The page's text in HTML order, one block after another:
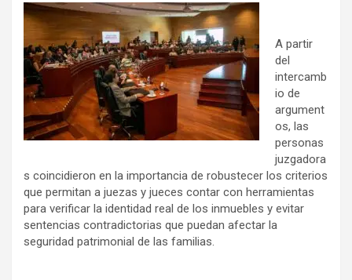
A partir
del
intercamb
io de
argument
os, las
personas
juzgadora
s coincidieron en la importancia de robustecer los criterios
que permitan a juezas y jueces contar con herramientas
para verificar la identidad real de los inmuebles y evitar
sentencias contradictorias que puedan afectar la
seguridad patrimonial de las familias.